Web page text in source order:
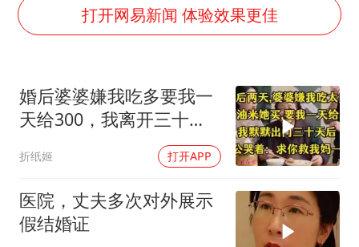
黄金创今年来最大单周涨幅
多个明星演唱会取消
万岁山接盘烂尾恒大文旅城
女儿为争财产堵门阻挠父亲出殡
制冰厂工人旺季能月入一万三
习近平心系体育强国建设
打开网易新闻 体验效果更佳
婚后婆婆嫌我吃多要我一
天给300，我离开三十
天，老公哭：救我妈
折纸姬 打开APP
医院，丈夫多次对外展示
假结婚证